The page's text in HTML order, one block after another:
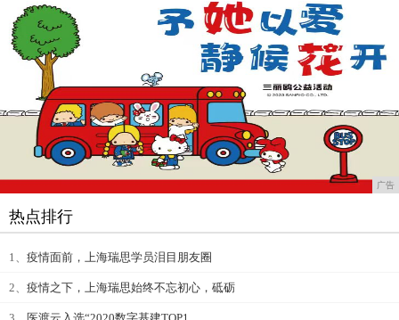
广告
热点排行
1、 疫情面前，上海瑞思学员泪目朋友圈
2、 疫情之下，上海瑞思始终不忘初心，砥砺